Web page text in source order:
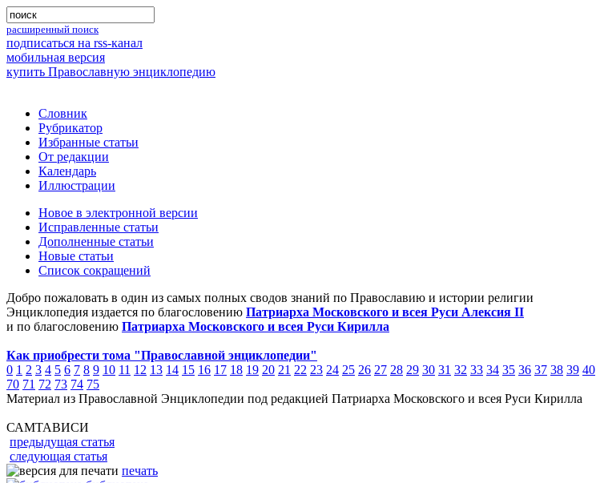
расширенный поиск
подписаться на rss-канал
мобильная версия
купить Православную энциклопедию
Словник
Рубрикатор
Избранные статьи
От редакции
Календарь
Иллюстрации
Новое в электронной версии
Исправленные статьи
Дополненные статьи
Новые статьи
Список сокращений
Добро пожаловать в один из самых полных сводов знаний по Православию и истории религии
Энциклопедия издается по благословению Патриарха Московского и всея Руси Алексия II
и по благословению Патриарха Московского и всея Руси Кирилла
Как приобрести тома "Православной энциклопедии"
0 1 2 3 4 5 6 7 8 9 10 11 12 13 14 15 16 17 18 19 20 21 22 23 24 25 26 27 28 29 30 31 32 33 34 35 36 37 38 39 40
70 71 72 73 74 75
Материал из Православной Энциклопедии под редакцией Патриарха Московского и всея Руси Кирилла
САМТАВИСИ
предыдущая статья
следующая статья
печать